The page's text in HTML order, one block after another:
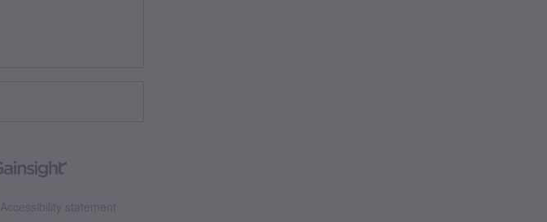
Accessibility statement